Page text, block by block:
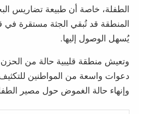
الطفلة، خاصة أن طبيعة تضاريس
المنطقة قد تُبقي الجثة مستقرة في
يُسهل الوصول إليها.
وتعيش منطقة قليبية حالة من
دعوات واسعة من المواطنين
وإنهاء حالة الغموض حول مصير